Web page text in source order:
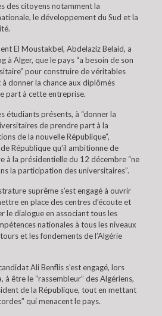
des citoyens notamment la
le développement du Sud et la
El Moustakbel, Abdelaziz Belaid, a
à Alger, que le pays “a besoin de son
pour construire de véritables
donner la chance aux diplômés
part à cette entreprise.
étudiants présents, à “donner la
de prendre part à la
de la nouvelle République”,
République qu’il ambitionne de
à la présidentielle du 12 décembre “ne
la participation des universitaires”.
suprême s’est engagé à ouvrir
en place des centres d’écoute et
le dialogue en associant tous les
nationales à tous les niveaux
et les fondements de l’Algérie
Ali Benflis s’est engagé, lors
à être le “rassembleur” des Algériens,
de la République, tout en mettant
qui menacent le pays.